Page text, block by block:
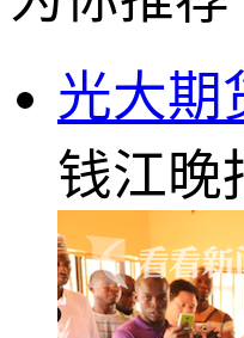
光大期
钱江晚